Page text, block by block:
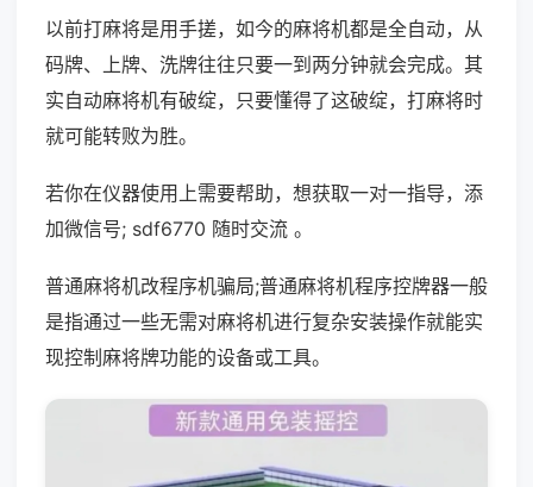
以前打麻将是用手搓，如今的麻将机都是全自动，从
码牌、上牌、洗牌往往只要一到两分钟就会完成。其
实自动麻将机有破绽，只要懂得了这破绽，打麻将时
就可能转败为胜。
若你在仪器使用上需要帮助，想获取一对一指导，添
加微信号; sdf6770 随时交流 。
普通麻将机改程序机骗局;普通麻将机程序控牌器一般
是指通过一些无需对麻将机进行复杂安装操作就能实
现控制麻将牌功能的设备或工具。